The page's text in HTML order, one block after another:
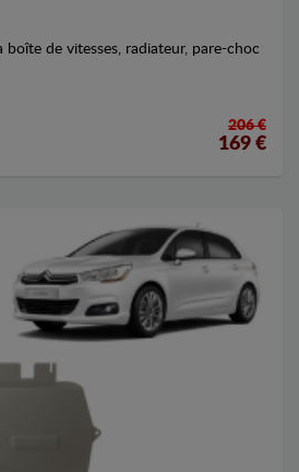
boîte de vitesses, radiateur, pare-choc
206 €
169 €